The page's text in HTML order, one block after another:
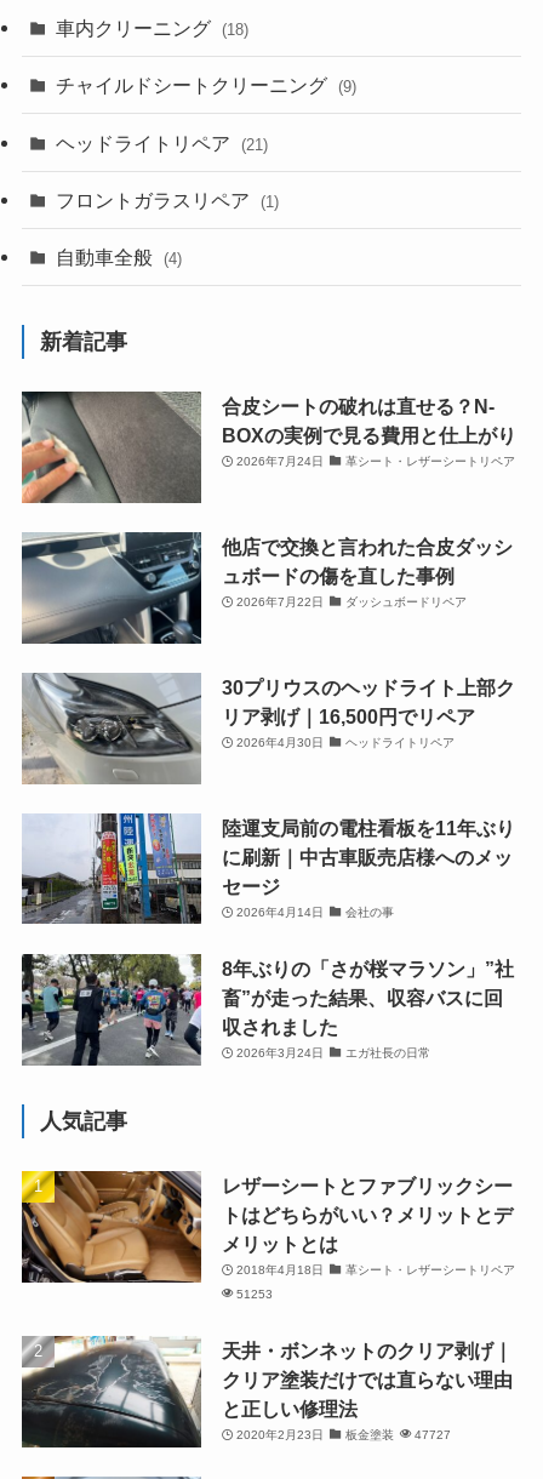
車内クリーニング (18)
チャイルドシートクリーニング (9)
ヘッドライトリペア (21)
フロントガラスリペア (1)
自動車全般 (4)
新着記事
合皮シートの破れは直せる？N-
BOXの実例で見る費用と仕上がり
2026年7月24日 革シート・レザーシートリペア
他店で交換と言われた合皮ダッシ
ュボードの傷を直した事例
2026年7月22日 ダッシュボードリペア
30プリウスのヘッドライト上部ク
リア剥げ｜16,500円でリペア
2026年4月30日 ヘッドライトリペア
陸運支局前の電柱看板を11年ぶり
に刷新｜中古車販売店様へのメッ
セージ
2026年4月14日 会社の事
8年ぶりの「さが桜マラソン」”社
畜”が走った結果、収容バスに回
収されました
2026年3月24日 エガ社長の日常
人気記事
レザーシートとファブリックシー
トはどちらがいい？メリットとデ
メリットとは
2018年4月18日
革シート・レザーシートリペア
51253
天井・ボンネットのクリア剥げ｜
クリア塗装だけでは直らない理由
と正しい修理法
2020年2月23日 板金塗装 47727